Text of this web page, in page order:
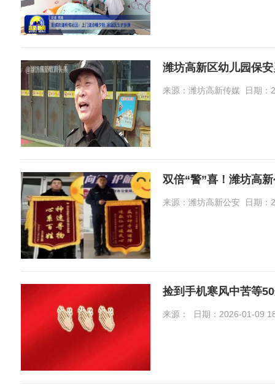
潍坊高新区幼儿园保
来源：潍坊高新传媒 日期：
双倍“警”喜！潍坊高
来源：潍坊高新公安 日期：
捡到手机寒风中苦等
来源： 日期：2026-01-09